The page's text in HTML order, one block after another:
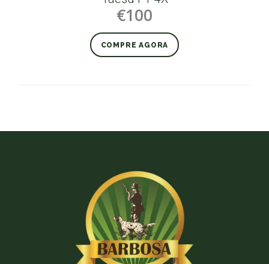
€100
COMPRE AGORA